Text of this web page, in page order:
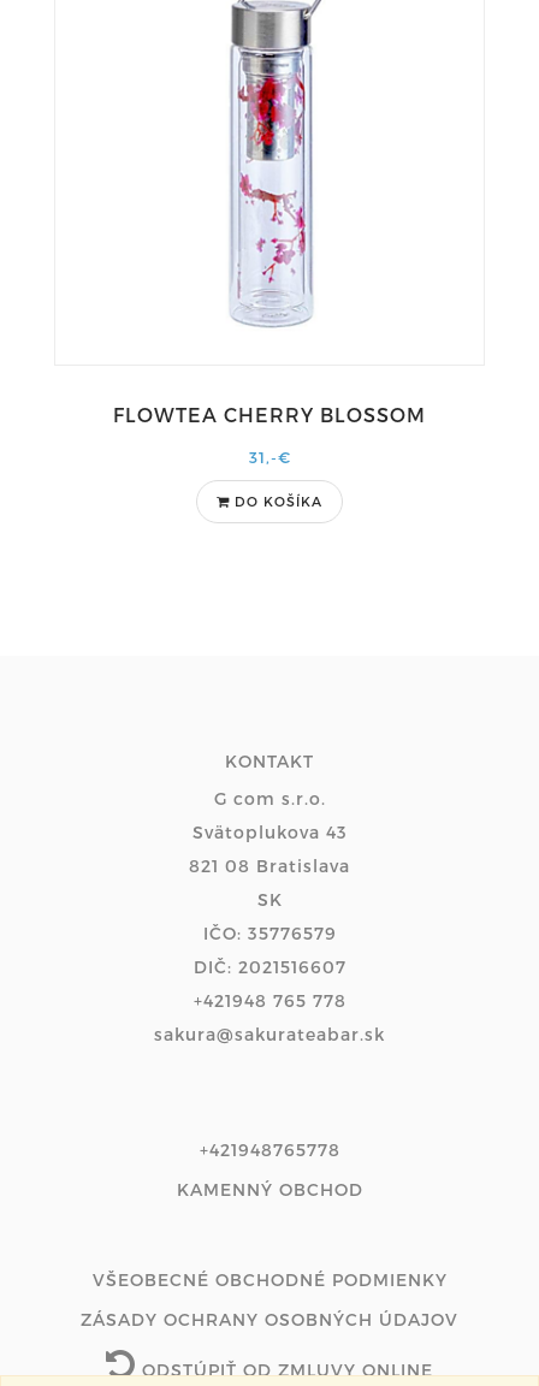
FLOWTEA CHERRY BLOSSOM
31,-€
DO KOŠÍKA
KONTAKT
G com s.r.o.
Svätoplukova 43
821 08 Bratislava
SK
IČO: 35776579
DIČ: 2021516607
+421948 765 778
sakura@sakurateabar.sk
+421948765778
KAMENNÝ OBCHOD
VŠEOBECNÉ OBCHODNÉ PODMIENKY
ZÁSADY OCHRANY OSOBNÝCH ÚDAJOV
ODSTÚPIŤ OD ZMLUVY ONLINE